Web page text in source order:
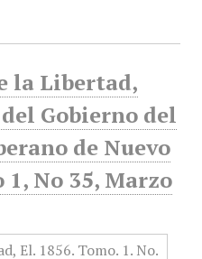
la Libertad,
Gobierno del
de Nuevo
1, No 35, Marzo